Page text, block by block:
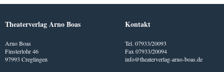
Theaterverlag Arno Boas
Arno Boas
Finsterlohr 46
97993 Creglingen
Kontakt
Tel. 07933/20093
Fax 07933/20094
info@theaterverlag-arno-boas.de